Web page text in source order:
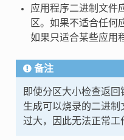
应用程序二进制文件
区。如果不适合任何
如果只适合某些应用
备注
即使分区大小检查返
生成可以烧录的二进
过大，因此无法正常工